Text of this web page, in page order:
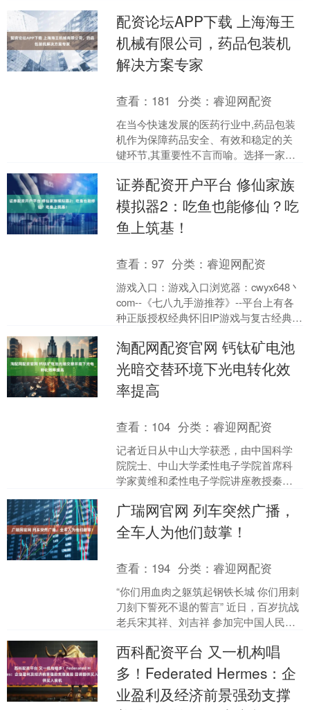
配资论坛APP下载 上海海王
机械有限公司，药品包装机
解决方案专家
查看： 181 分类：睿迎网配资
在当今快速发展的医药行业中,药品包装
机作为保障药品安全、有效和稳定的关
键环节,其重要性不言而喻。选择一家技
装机机厂家,是企业确....
证券配资开户平台 修仙家族
模拟器2：吃鱼也能修仙？吃
鱼上筑基！
查看：97 分类：睿迎网配资
游戏入口：游戏入口浏览器：cwyx648丶
com--《七八九手游推荐》--平台上有各
种正版授权经典怀旧IP游戏与复古经典传
焦....
淘配网配资官网 钙钛矿电池
光暗交替环境下光电转化效
率提高
查看： 104 分类：睿迎网配资
记者近日从中山大学获悉，由中国科学
院院士、中山大学柔性电子学院首席科
学家黄维和柔性电子学院讲座教授秦天
池领域取得关键性进展。团....
广瑞网官网 列车突然广播，
全车人为他们鼓掌！
查看： 194 分类：睿迎网配资
“你们用血肉之躯筑起钢铁长城 你们用刺
刀刻下誓死不退的誓言” 近日，百岁抗战
老兵宋其祥、刘吉祥 参加完中国人民抗
纪念活动后....
西科配资平台 又一机构唱
多！Federated Hermes：企
业盈利及经济前景强劲支撑